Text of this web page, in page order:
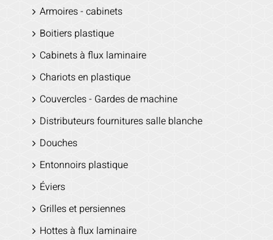
Armoires - cabinets
Boitiers plastique
Cabinets à flux laminaire
Chariots en plastique
Couvercles - Gardes de machine
Distributeurs fournitures salle blanche
Douches
Entonnoirs plastique
Éviers
Grilles et persiennes
Hottes à flux laminaire